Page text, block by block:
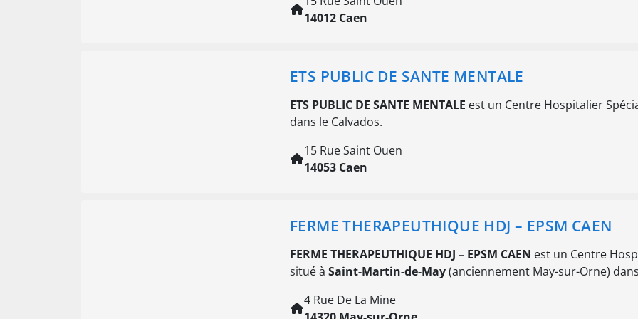
14012 Caen
ETS PUBLIC DE SANTE MENTALE
ETS PUBLIC DE SANTE MENTALE est un Centre Hospitalier
dans le Calvados.
15 Rue Saint Ouen
14053 Caen
FERME THERAPEUTHIQUE HDJ – EPSM CAEN
FERME THERAPEUTHIQUE HDJ – EPSM CAEN est un Centre
situé à Saint-Martin-de-May(anciennement May-sur-Orne)
4 Rue De La Mine